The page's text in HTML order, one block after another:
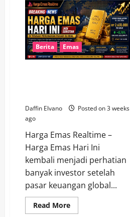
Emas
Hari
Ini
Bergerak
Naik,
Simak
Update
Terbaru
Antam
Berita Emas
Daffin Elvano
Posted on 3 weeks
ago
Harga Emas Realtime –
Harga Emas Hari Ini
kembali menjadi perhatian
banyak investor setelah
pasar keuangan global...
Read MoreRead
more